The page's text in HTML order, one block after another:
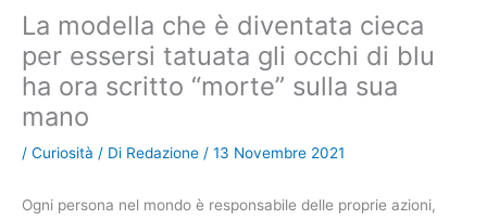
La modella che è diventata cieca
per essersi tatuata gli occhi di blu
ha ora scritto “morte” sulla sua
mano
/ Curiosità / Di Redazione / 13 Novembre 2021
Ogni persona nel mondo è responsabile delle proprie azioni,